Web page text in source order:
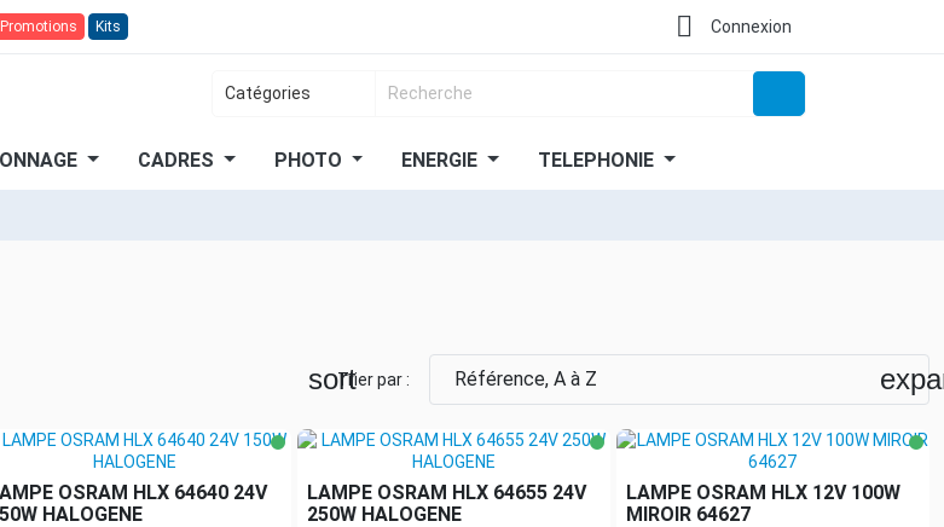
Promotions Kits  Connexion
CADRES PHOTO ENERGIE TELEPHONIE
sortTrier par : Référence, A à Z
OSRAM HLX 64640 24V
HALOGENE
LAMPE OSRAM HLX 64655 24V
250W HALOGENE
LAMPE OSRAM HLX 12V 100W
MIROIR 64627